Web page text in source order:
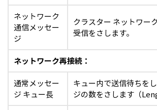
ネットワーク
通信メッセー
ジ
クラスター ネットワー
受信をさします。
ネットワーク再接続：
通常メッセー
ジ キュー長
キュー内で送信待ちを
ジの数をさします（